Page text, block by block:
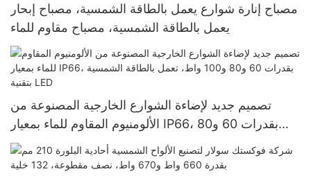
مصباح إنارة شوارع يعمل بالطاقة الشمسية، مصباح إبحار
يعمل بالطاقة الشمسية، مصباح مقاوم للماء
تصميم جديد لإضاءة الشوارع الخارجية المصنوعة من
الألومنيوم المقاوم للماء بمعيار IP66، بقدرات 60 و80